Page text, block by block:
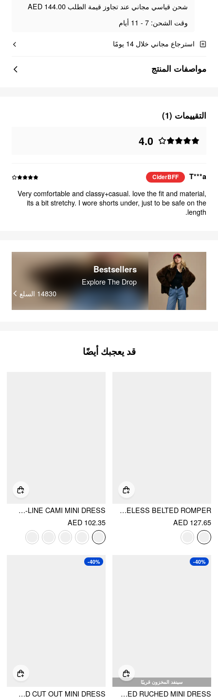
شحن قياسي مجاني عند تجاوز قيمة الطلب AED 144.00
وقت الشحن: 7 - 11 أيام
استرجاع مجاني خلال 14 يومًا
مواصفات المنتج
التقييمات (1)
4.0
T***a
CiderBFF
Very comfortable and classy+casual. love the fit and material,
its a bit stretchy. I wore shorts under, just to be safe on the
length.
Bestsellers
Explore The Drop
14830 السلع
قد يعجبك أيضًا
HIGH NECK SLEEVELESS BELTED ROMPER
AED 127.65
SQUARE NECK BEADED RUCHED A-LINE CAMI MINI DRESS
AED 102.35
سينفد المخزون قريبًا
-40%
ROUND NECKLINE BELTED RUCHED MINI DRESS
-40%
MANDARIN COLLAR WRAP RUCHED CUT OUT MINI DRESS